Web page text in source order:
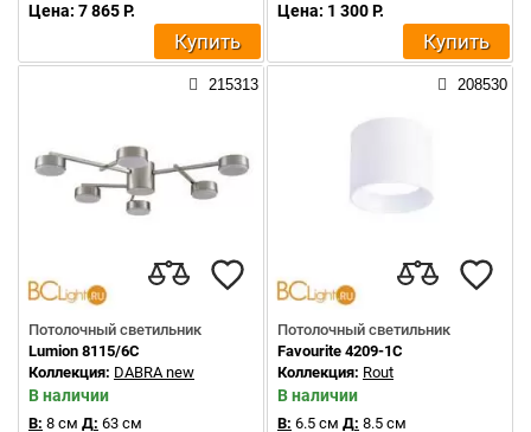
Цена: 7 865 Р.
Купить
Цена: 1 300 Р.
Купить
215313
Потолочный светильник
Lumion 8115/6C
Коллекция: DABRA new
В наличии
В: 8 см Д: 63 см
208530
Потолочный светильник
Favourite 4209-1C
Коллекция: Rout
В наличии
В: 6.5 см Д: 8.5 см